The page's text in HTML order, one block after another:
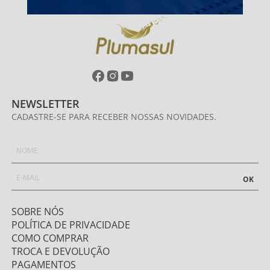
NEWSLETTER
CADASTRE-SE PARA RECEBER NOSSAS NOVIDADES.
OK
SOBRE NÓS
POLÍTICA DE PRIVACIDADE
COMO COMPRAR
TROCA E DEVOLUÇÃO
PAGAMENTOS